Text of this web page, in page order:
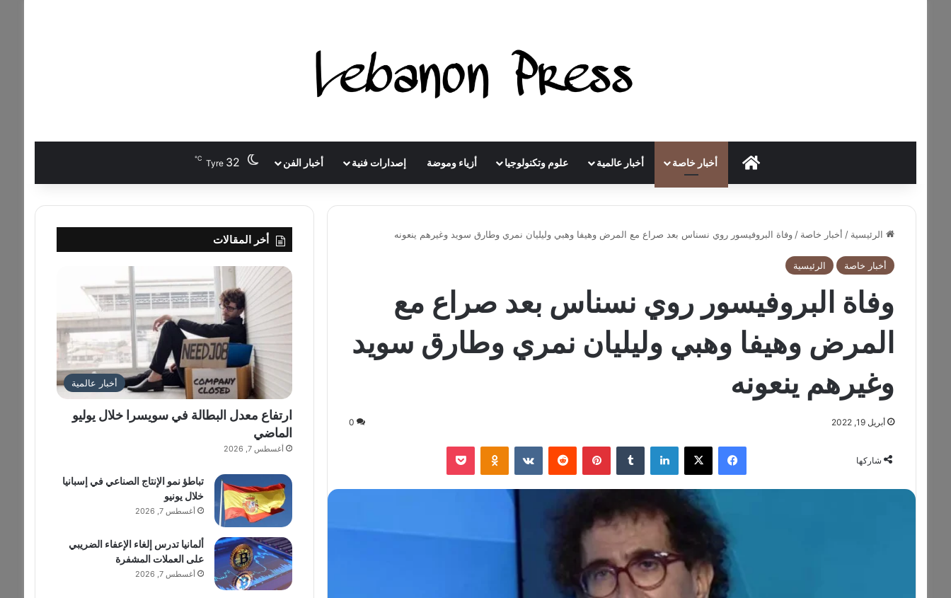
HOMEأخبار خاصة أخبار عالمية علوم وتكنولوجيا أزياء وموضة إصدارات فنية أخبار الفن Tyre 32
℃
الرئيسية / أخبار خاصة / وفاة البروفيسور روي نسناس بعد صراع مع المرض وهيفا وهبي وليليان نمري وطارق سويد وغيرهم ينعونه
أخبار خاصة الرئيسية
وفاة البروفيسور روي نسناس بعد صراع مع
المرض وهيفا وهبي وليليان نمري وطارق سويد
وغيرهم ينعونه
أبريل 19, 2022 0
شاركها
فيسبوك ‫X لينكدإن ‏Tumblr بينتيريست ‏Reddit
‏VKontakte
Odnoklassniki
‫Pocket
أخر المقالات
أخبار عالمية
ارتفاع معدل البطالة في سويسرا خلال يوليو
الماضي
أغسطس 7, 2026
تباطؤ نمو الإنتاج الصناعي في إسبانيا
خلال يونيو
أغسطس 7, 2026
ألمانيا تدرس إلغاء الإعفاء الضريبي
على العملات المشفرة
أغسطس 7, 2026